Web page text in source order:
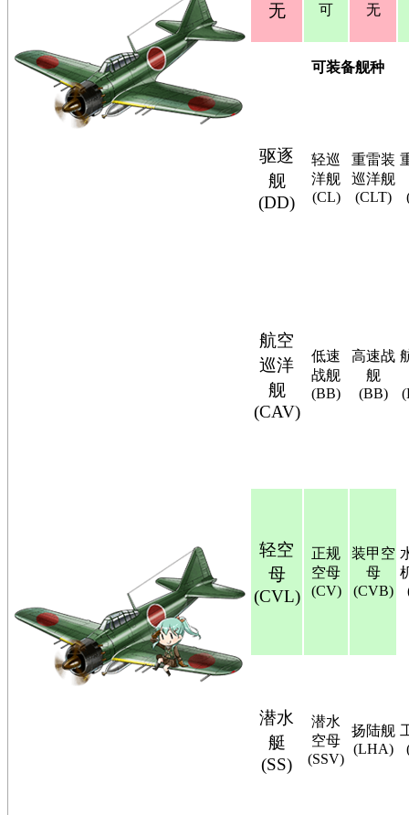
无 可 无
可装备舰种
驱逐
舰
(DD)
轻巡
洋舰
(CL)
重雷装
巡洋舰
(CLT)
航空
巡洋
舰
(CAV)
低速
战舰
(BB)
高速战
舰
(BB)
轻空
母
(CVL)
正规
空母
(CV)
装甲空
母
(CVB)
潜水
艇
(SS)
潜水
空母
(SSV)
扬陆舰
(LHA)